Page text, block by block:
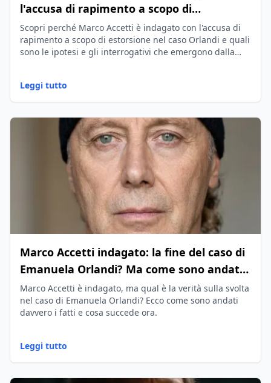
l'accusa di rapimento a scopo di
estorsione
Scopri perché Marco Accetti è indagato con l'accusa di
rapimento a scopo di estorsione nel caso Orlandi e quali
sono le ipotesi e gli interrogativi che emergono dalla
Leggi tutto
Marco Accetti indagato: la fine del caso di
Emanuela Orlandi? Ma come sono andati i
fatti?
Marco Accetti è indagato, ma qual è la verità sulla svolta
nel caso di Emanuela Orlandi? Ecco come sono andati
davvero i fatti e cosa succede ora.
Leggi tutto